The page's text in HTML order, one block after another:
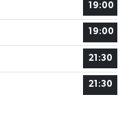
19:00
19:00
21:30
21:30